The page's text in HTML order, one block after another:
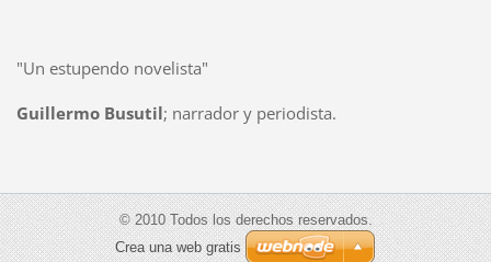
"Un estupendo novelista"
Guillermo Busutil; narrador y periodista.
© 2010 Todos los derechos reservados.
Crea una web gratis